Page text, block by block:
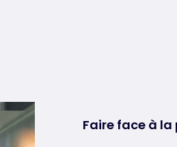
Faire face à